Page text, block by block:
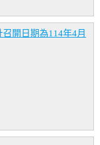
開日期為114年4月